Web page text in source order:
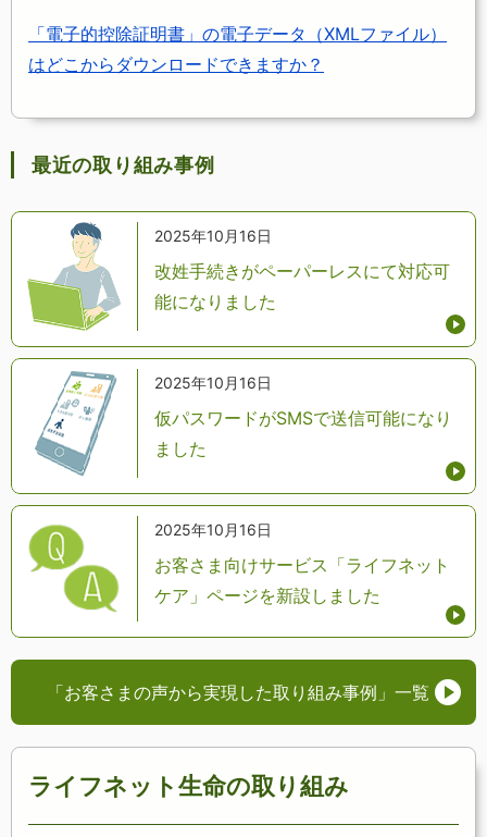
「電子的控除証明書」の電子データ（XMLファイル）
はどこからダウンロードできますか？
最近の取り組み事例
2025年10月16日
改姓手続きがペーパーレスにて対応可
能になりました
2025年10月16日
仮パスワードがSMSで送信可能になり
ました
2025年10月16日
お客さま向けサービス「ライフネット
ケア」ページを新設しました
「お客さまの声から実現した取り組み事例」 一覧
ライフネット生命の取り組み